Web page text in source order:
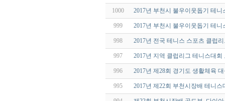
1000 2017년 부천시 불우이웃돕기 테니
999 2017년 부천시 불우이웃돕기 테니
998 2017년 전국 테니스 스포츠 클럽
997 2017년 지역 클럽리그 테니스대
996 2017년 제28회 경기도 생활체육
995 2017년 제22회 부천시장배 테니스